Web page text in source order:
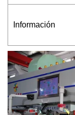
Información